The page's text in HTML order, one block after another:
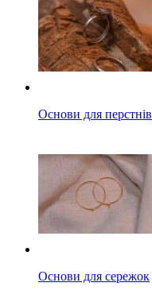
Основи для перстнів
Основи для сережок